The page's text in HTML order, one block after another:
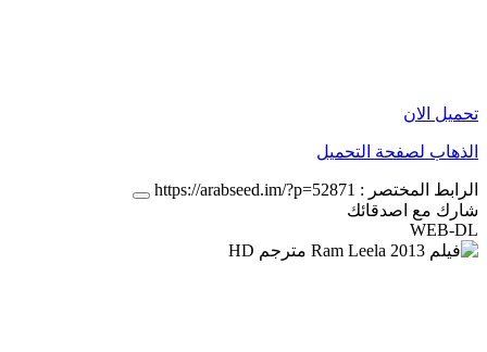
تحميل الان
الذهاب لصفحة التحميل
الرابط المختصر : https://arabseed.im/?p=52871
شارك مع اصدقائك
WEB-DL